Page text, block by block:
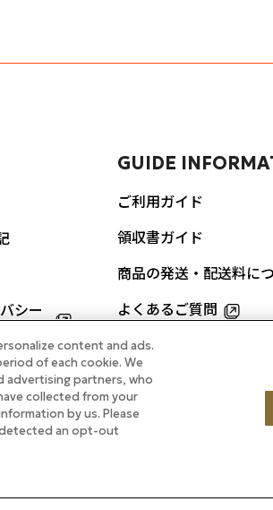
シー
宅で
GUIDE
ご利用ガイド
領収書ガイド
商品の発送・配送料に
よくあるご質問
お問い合わせ
content and ads.
of each cookie. We
advertising partners, who
collected from your
by us. Please
detected an opt-out